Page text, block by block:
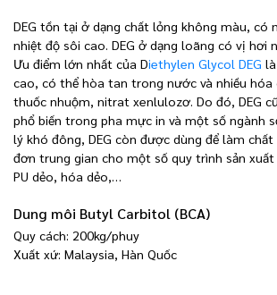
DEG tồn tại ở dạng chất lỏng không màu, có
nhiệt độ sôi cao. DEG ở dạng loãng có vị hơi
Ưu điểm lớn nhất của Diethylen Glycol DEG
cao, có thể hòa tan trong nước và nhiều hóa
thuốc nhuộm, nitrat xenlulozơ. Do đó, DEG
phổ biến trong pha mực in và một số ngành
lý khó đông, DEG còn được dùng để làm
đơn trung gian cho một số quy trình sản
PU dẻo, hóa dẻo,…
Dung môi Butyl Carbitol (BCA)
Quy cách: 200kg/phuy
Xuất xứ: Malaysia, Hàn Quốc